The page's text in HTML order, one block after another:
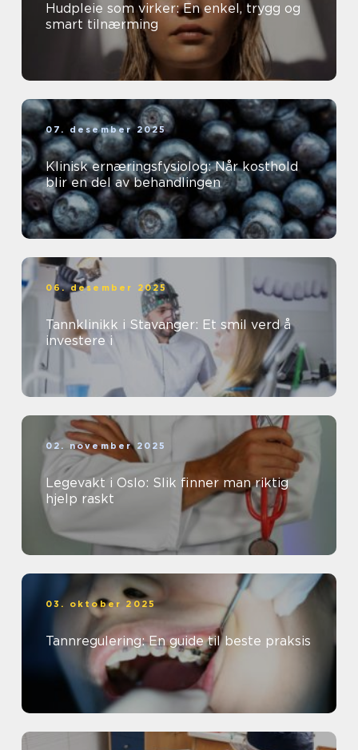
Hudpleie som virker: En enkel, trygg og
smart tilnærming
07. desember 2025
Klinisk ernæringsfysiolog: Når kosthold
blir en del av behandlingen
06. desember 2025
Tannklinikk i Stavanger: Et smil verd å
investere i
02. november 2025
Legevakt i Oslo: Slik finner man riktig
hjelp raskt
03. oktober 2025
Tannregulering: En guide til beste praksis